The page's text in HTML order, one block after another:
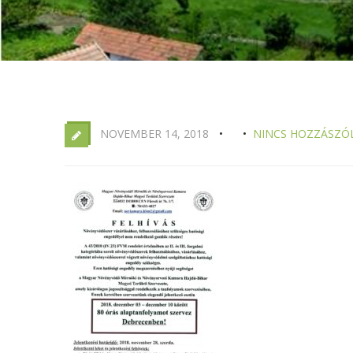
NOVEMBER 14, 2018 NINCS